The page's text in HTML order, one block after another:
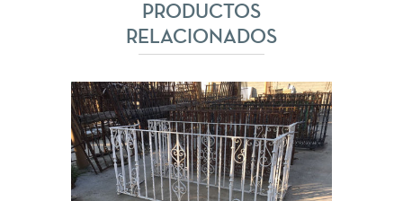
PRODUCTOS
RELACIONADOS